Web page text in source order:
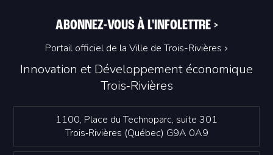
Innovation et Développement économique
Trois‑Rivières
1100, Place du Technoparc, suite 301
Trois‑Rivières (Québec) G9A 0A9
ABONNEZ-VOUS À L'INFOLETTRE >
Portail officiel de la Ville de Trois-Rivières